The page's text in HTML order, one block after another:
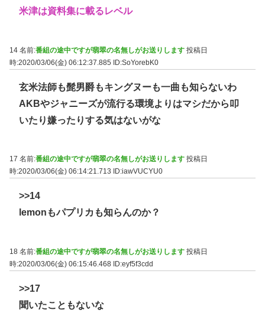
米津は資料集に載るレベル
14 名前:番組の途中ですが翡翠の名無しがお送りします 投稿日
時:2020/03/06(金) 06:12:37.885 ID:SoYorebK0
玄米法師も髭男爵もキングヌーも一曲も知らないわ
AKBやジャニーズが流行る環境よりはマシだから叩
いたり嫌ったりする気はないがな
17 名前:番組の途中ですが翡翠の名無しがお送りします 投稿日
時:2020/03/06(金) 06:14:21.713
ID:iawVUCYU0
>>14
lemonもパプリカも知らんのか？
18 名前:番組の途中ですが翡翠の名無しがお送りします 投稿日
時:2020/03/06(金) 06:15:46.468 ID:eyf5f3cdd
>>17
聞いたこともないな